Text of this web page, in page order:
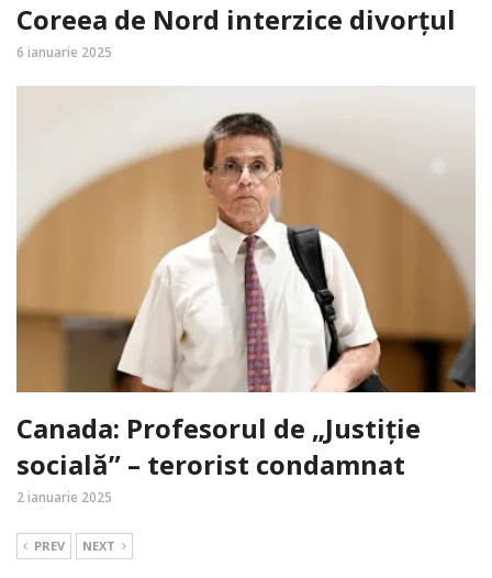
Coreea de Nord interzice divorțul
6 ianuarie 2025
Canada: Profesorul de „Justiție
socială” – terorist condamnat
2 ianuarie 2025
PREV NEXT